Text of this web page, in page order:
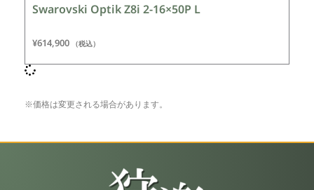
Swarovski Optik Z8i 2-16×50P L
¥614,900 （税込）
※価格は変更される場合があります。